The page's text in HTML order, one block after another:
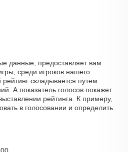
данные, предоставляет вам
среди игроков нашего
складывается путем
А показатель голосов покажет
рейтинга. К примеру,
в голосовании и определить